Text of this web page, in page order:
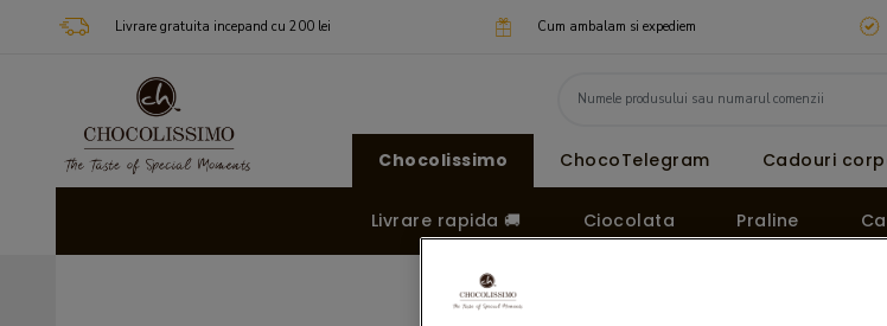
Livrare gratuita incepand cu 200 lei Cum ambalam si expediem
Chocolissimo ChocoTelegram Cadouri
Livrare rapida 🚚 Ciocolata Praline